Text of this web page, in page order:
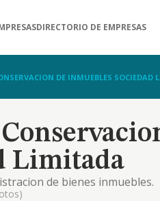
DIRECTORIO DE EMPRESAS
DE INMUEBLES SOCIEDAD
Limitada
de bienes inmuebles.